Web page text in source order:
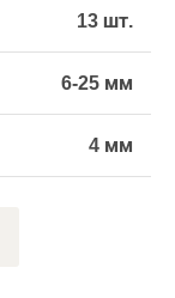
13 шт.
6-25 мм
4 мм